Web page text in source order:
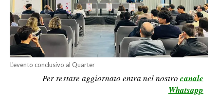
BANDI
SPORT IN SARDEGNA
SPORT
RISULTATI E CLASSIFICHE
L'evento conclusivo al Quarter
Per restare aggiornato entra nel nostro canale
Whatsapp